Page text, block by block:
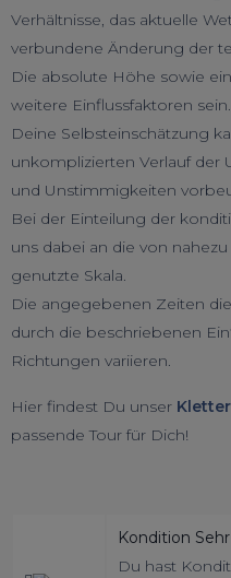
Verhältnisse, das aktuelle
verbundene Änderung der
Die absolute Höhe sowie
weitere Einflussfaktoren sein.
Deine Selbsteinschätzung
unkomplizierten Verlauf
und Unstimmigkeiten
Bei der Einteilung der
uns dabei an die von
genutzte Skala.
Die angegebenen Zeiten
durch die beschriebenen
Richtungen variieren.
Hier findest Du unser Kletter
passende Tour für Dich!
Kondition
Du hast